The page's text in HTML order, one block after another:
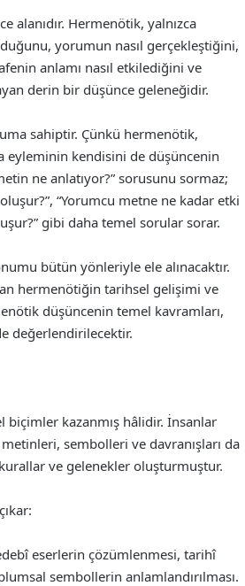
alanıdır. Hermenötik, yalnızca
yorumun nasıl gerçekleştiğini,
anlamı nasıl etkilediğini ve
derin bir düşünce geleneğidir.
sahiptir. Çünkü hermenötik,
eyleminin kendisini de düşüncenin
ne anlatıyor?” sorusunu sormaz;
“Yorumcu metne ne kadar etki
gibi daha temel sorular sorar.
bütün yönleriyle ele alınacaktır.
hermenötiğin tarihsel gelişimi ve
düşüncenin temel kavramları,
değerlendirilecektir.
biçimler kazanmış hâlidir. İnsanlar
sembolleri ve davranışları da
ve gelenekler oluşturmuştur.
eserlerin çözümlenmesi, tarihî
sembollerin anlamlandırılması.